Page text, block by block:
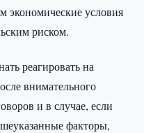
экономические условия
риском.
реагировать на
внимательного
и в случае, если
факторы,